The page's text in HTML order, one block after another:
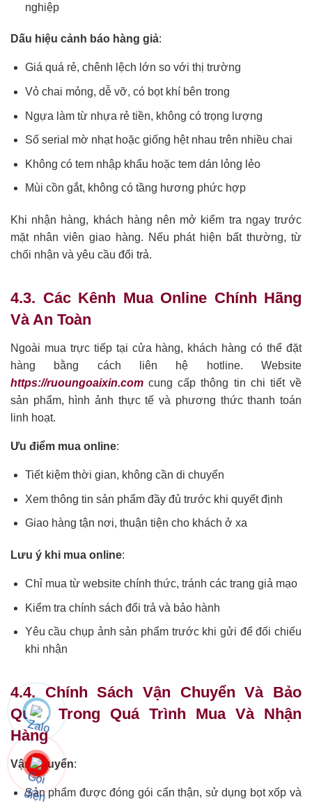
nghiệp
Dấu hiệu cảnh báo hàng giả:
Giá quá rẻ, chênh lệch lớn so với thị trường
Vỏ chai mỏng, dễ vỡ, có bọt khí bên trong
Ngựa làm từ nhựa rẻ tiền, không có trọng lượng
Số serial mờ nhạt hoặc giống hệt nhau trên nhiều chai
Không có tem nhập khẩu hoặc tem dán lỏng lẻo
Mùi cồn gắt, không có tầng hương phức hợp
Khi nhận hàng, khách hàng nên mở kiểm tra ngay trước
mặt nhân viên giao hàng. Nếu phát hiện bất thường, từ
chối nhận và yêu cầu đổi trả.
4.3. Các Kênh Mua Online Chính Hãng
Và An Toàn
Ngoài mua trực tiếp tại cửa hàng, khách hàng có thể đặt
hàng bằng cách liên hệ hotline. Website
https://ruoungoaixin.com cung cấp thông tin chi tiết về
sản phẩm, hình ảnh thực tế và phương thức thanh toán
linh hoạt.
Ưu điểm mua online:
Tiết kiệm thời gian, không cần di chuyển
Xem thông tin sản phẩm đầy đủ trước khi quyết định
Giao hàng tận nơi, thuận tiện cho khách ở xa
Lưu ý khi mua online:
Chỉ mua từ website chính thức, tránh các trang giả mạo
Kiểm tra chính sách đổi trả và bảo hành
Yêu cầu chụp ảnh sản phẩm trước khi gửi để đối chiếu
khi nhận
4.4. Chính Sách Vận Chuyển Và Bảo
Quản Trong Quá Trình Mua Và Nhận
Hàng
Vận chuyển:
Sản phẩm được đóng gói cẩn thận, sử dụng bọt xốp và